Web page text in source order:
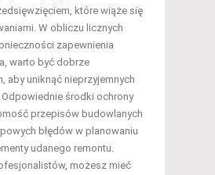
które wiąże się
W obliczu licznych
zapewnienia
warto być dobrze
aby uniknąć nieprzyjemnych
środki ochrony
przepisów budowlanych
błędów w planowaniu
udanego remontu.
możesz mieć